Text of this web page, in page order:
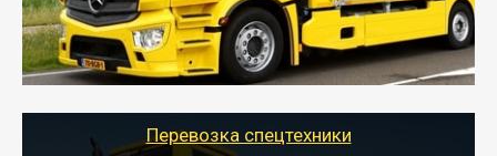
- Наша транспортная компания организует доставку
машин автовозом, подобрав оптимальный маршрут с
учетом всех особенности по пути следования.
Перевозка спецтехники